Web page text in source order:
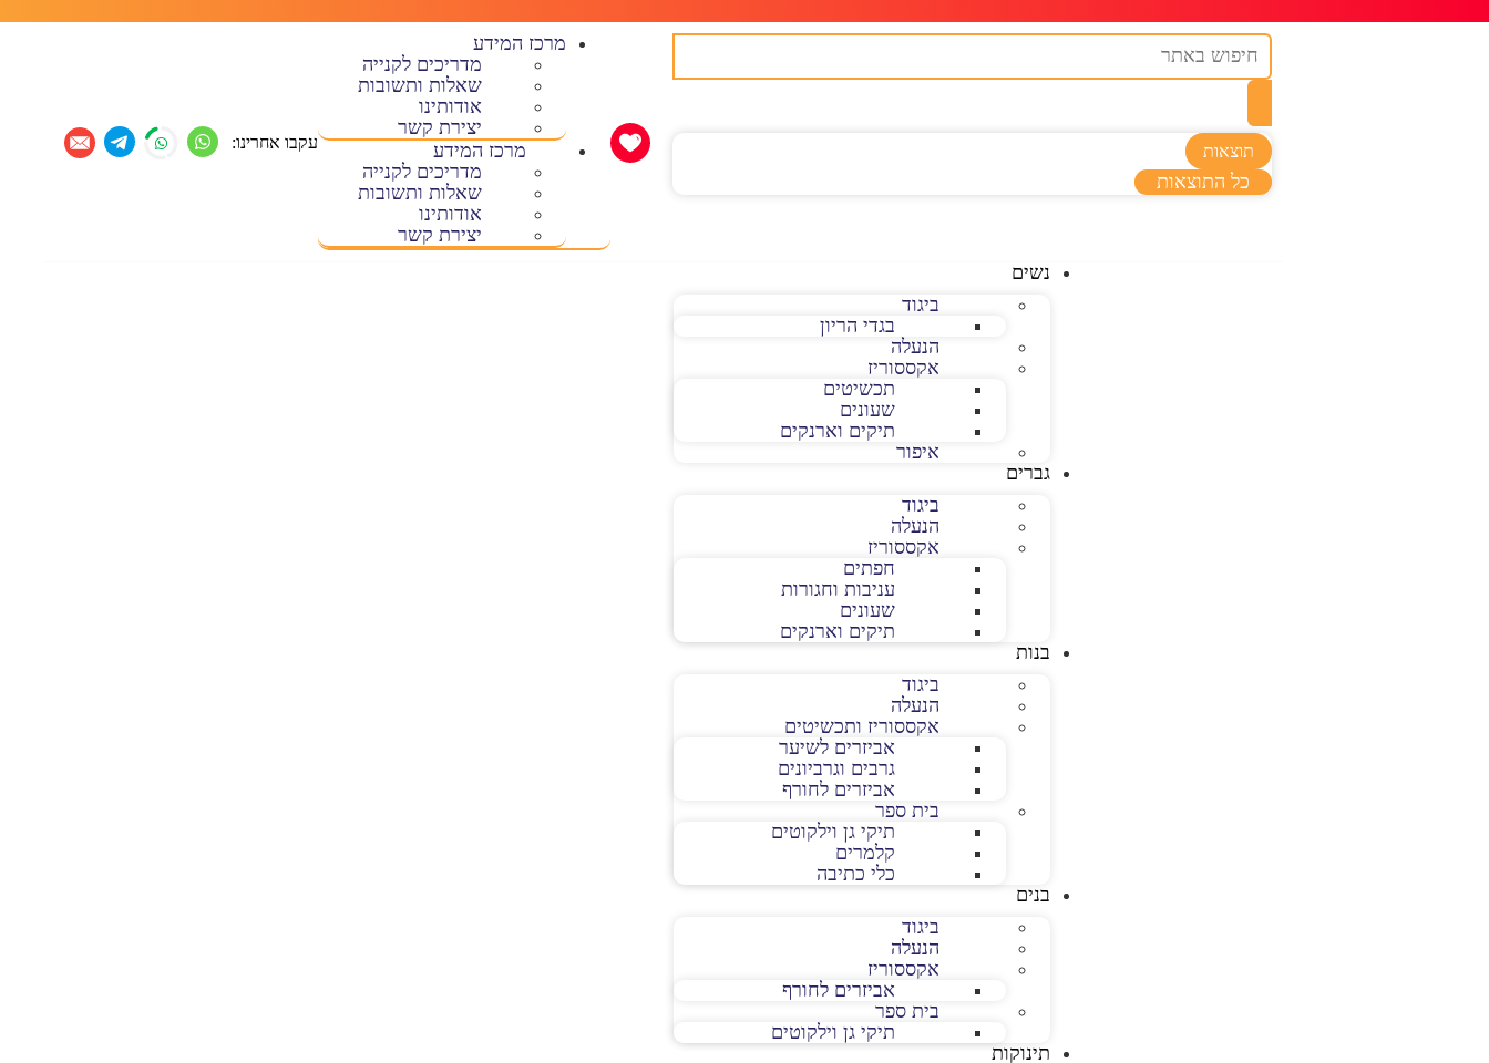
תוצאות
כל התוצאות
מרכז המידע
מדריכים לקנייה
שאלות ותשובות
אודותינו
יצירת קשר
מרכז המידע
מדריכים לקנייה
שאלות ותשובות
אודותינו
יצירת קשר
עקבו אחרינו:
נשים
ביגוד
בגדי הריון
הנעלה
אקססוריז
תכשיטים
שעונים
תיקים וארנקים
איפור
גברים
ביגוד
הנעלה
אקססוריז
חפתים
עניבות וחגורות
שעונים
תיקים וארנקים
בנות
ביגוד
הנעלה
אקססוריז ותכשיטים
אביזרים לשיער
גרבים וגרביונים
אביזרים לחורף
בית ספר
תיקי גן וילקוטים
קלמרים
כלי כתיבה
בנים
ביגוד
הנעלה
אקססוריז
אביזרים לחורף
בית ספר
תיקי גן וילקוטים
תינוקות